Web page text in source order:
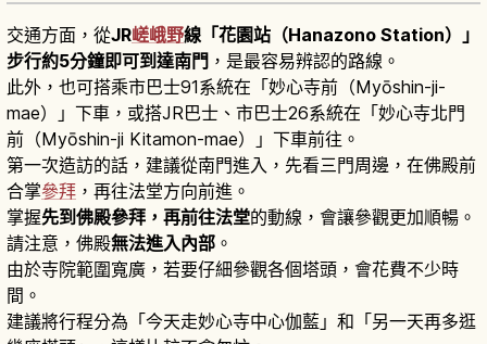
交通方面，從JR嵯峨野線「花園站（Hanazono Station）」
步行約5分鐘即可到達南門 ，是最容易辨認的路線。
此外，也可搭乘市巴士91系統在「妙心寺前（Myōshin-ji-
mae）」下車，或搭JR巴士、市巴士26系統在「妙心寺北門
前（Myōshin-ji Kitamon-mae）」下車前往。
第一次造訪的話，建議從南門進入，先看三門周邊，在佛殿前
合掌參拜 ，再往法堂方向前進。
掌握先到佛殿參拜，再前往法堂的動線，會讓參觀更加順暢。
請注意，佛殿無法進入內部 。
由於寺院範圍寬廣，若要仔細參觀各個塔頭，會花費不少時
間。
建議將行程分為「今天走妙心寺中心伽藍」和「另一天再多逛